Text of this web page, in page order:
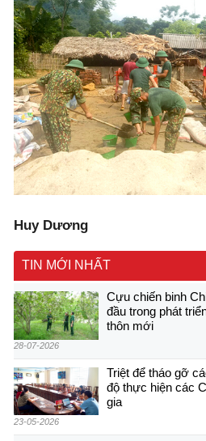
Huy Dương
TIN MỚI NHẤT
Cựu chiến binh
đầu trong phát
thôn mới
28-07-2026
Triệt để tháo gỡ
độ thực hiện các
gia
23-05-2026